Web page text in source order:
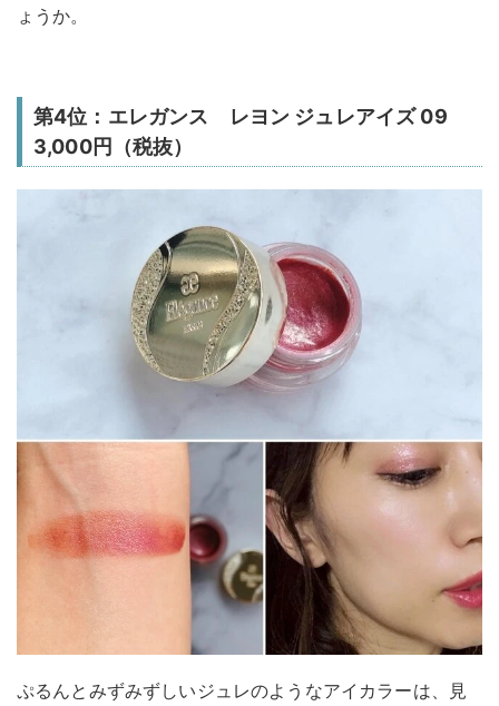
ょうか。
第4位：エレガンス レヨン ジュレアイズ 09
3,000円（税抜）
ぷるんとみずみずしいジュレのようなアイカラーは、見